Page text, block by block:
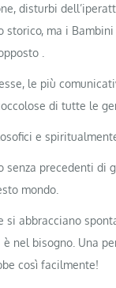
disturbi
storico, ma i
.
le più
di tutte le
e
senza precedenti di
mondo.
si abbracciano
nel bisogno. Una
così facilmente!